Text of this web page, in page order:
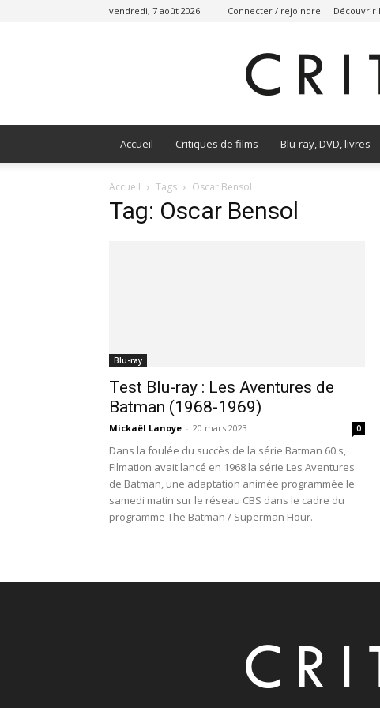
vendredi, 7 août 2026 Connecter / rejoindre Découvrir
Accueil Critiques de films Blu-ray, DVD, livres
Accueil Tags Oscar Bensol
Tag: Oscar Bensol
Blu-ray
Test Blu-ray : Les Aventures de
Batman (1968-1969)
Mickaël Lanoye - 20 mars 2023 0
Dans la foulée du succès de la série Batman 60's,
Filmation avait lancé en 1968 la série Les Aventures
de Batman, une adaptation animée programmée le
samedi matin sur le réseau CBS dans le cadre du
programme The Batman / Superman Hour.